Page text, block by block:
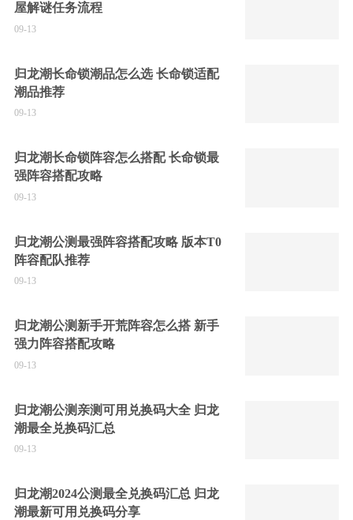
屋解谜任务流程
09-13
归龙潮长命锁潮品怎么选 长命锁适配
潮品推荐
09-13
归龙潮长命锁阵容怎么搭配 长命锁最
强阵容搭配攻略
09-13
归龙潮公测最强阵容搭配攻略 版本T0
阵容配队推荐
09-13
归龙潮公测新手开荒阵容怎么搭 新手
强力阵容搭配攻略
09-13
归龙潮公测亲测可用兑换码大全 归龙
潮最全兑换码汇总
09-13
归龙潮2024公测最全兑换码汇总 归龙
潮最新可用兑换码分享